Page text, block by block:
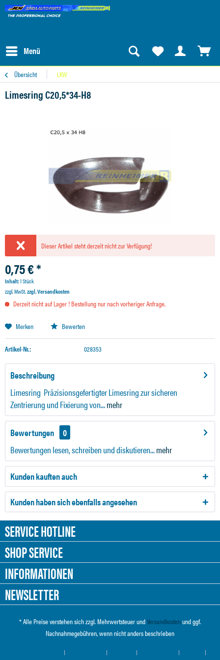
Menü
Übersicht LKW
Limesring C20,5*34-H8
Dieser Artikel steht derzeit nicht zur Verfügung!
0,75 € *
Inhalt:1 Stück
zzgl. MwSt.zzgl. Versandkosten
Derzeit nicht auf Lager ! Bestellung nur nach vorheriger Anfrage.
Merken Bewerten
Artikel-Nr.: 028353
Beschreibung
Limesring Präzisionsgefertigter Limesring zur sicheren
Zentrierung und Fixierung von...mehr
Bewertungen
0
Bewertungen lesen, schreiben und diskutieren...mehr
Kunden kauften auch
Kunden haben sich ebenfalls angesehen
SERVICE HOTLINE
SHOP SERVICE
INFORMATIONEN
NEWSLETTER
* Alle Preise verstehen sich zzgl. Mehrwertsteuer undVersandkostenund ggf.
Nachnahmegebühren, wenn nicht anders beschrieben